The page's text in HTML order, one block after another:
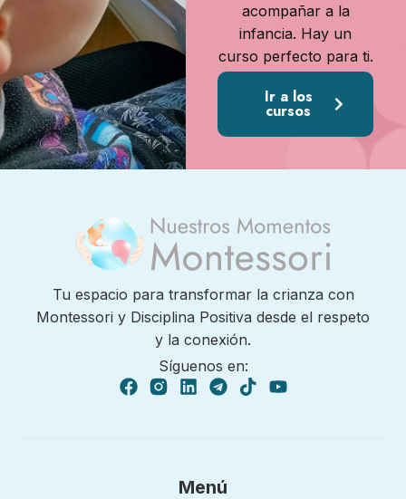
acompañar a la
infancia. Hay un
curso perfecto para ti.
Ir a los
cursos
Tu espacio para transformar la crianza con
Montessori y Disciplina Positiva desde el respeto
y la conexión.
Síguenos en:
Menú